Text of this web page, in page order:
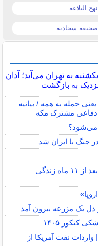
نهج البلاغه
صحیفه سجادیه
به تهران می‌آید؛ آدان
به بازگشت
حمله به همه / بیانیه
دفاعی مشترک مکه
می‌شود؟
جنگ با ایران شد
دستگیری قاتل قهرمان کراسفیت کشور بعد از ۱۱ ماه زندگی
کنکور ۱۴۰۵
رسید | واردات نفت آمریکا از